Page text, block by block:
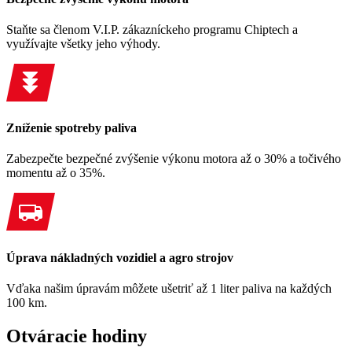
Staňte sa členom V.I.P. zákazníckeho programu Chiptech a
využívajte všetky jeho výhody.
Zníženie spotreby paliva
Zabezpečte bezpečné zvýšenie výkonu motora až o 30% a točivého
momentu až o 35%.
Úprava nákladných vozidiel a agro strojov
Vďaka našim úpravám môžete ušetriť až 1 liter paliva na každých
100 km.
Otváracie hodiny